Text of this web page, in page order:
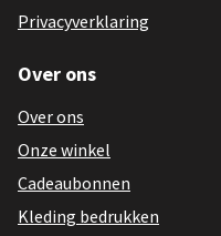
Privacyverklaring
Over ons
Over ons
Onze winkel
Cadeaubonnen
Kleding bedrukken